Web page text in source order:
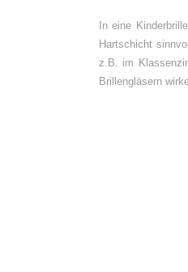
In eine
Hartschicht
z.B. im
Brillengläsern